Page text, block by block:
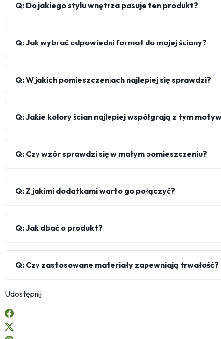
Q: Do jakiego stylu wnętrza pasuje ten produkt?
Q: Jak wybrać odpowiedni format do mojej ściany?
Q: W jakich pomieszczeniach najlepiej się sprawdzi?
Q: Jakie kolory ścian najlepiej współgrają z tym
Q: Czy wzór sprawdzi się w małym pomieszczeniu?
Q: Z jakimi dodatkami warto go połączyć?
Q: Jak dbać o produkt?
Q: Czy zastosowane materiały zapewniają trwałość?
Udostępnij